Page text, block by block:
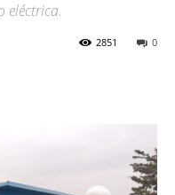
eléctrica.
0
2851